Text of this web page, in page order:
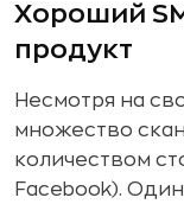
Хороший
продукт
Несмотря на
множество
количеством
Facebook).